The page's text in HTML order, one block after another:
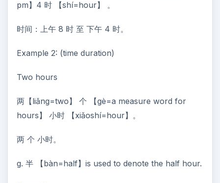
pm】4 时 【shí=hour】 。
时间：上午 8 时 至 下午 4 时。
Example 2: (time duration)
Two hours
两【liǎng=two】 个 【gè=a measure word for
hours】 小时 【xiǎoshí=hour】。
两 个 小时。
g. 半 【bàn=half】is used to denote the half hour.